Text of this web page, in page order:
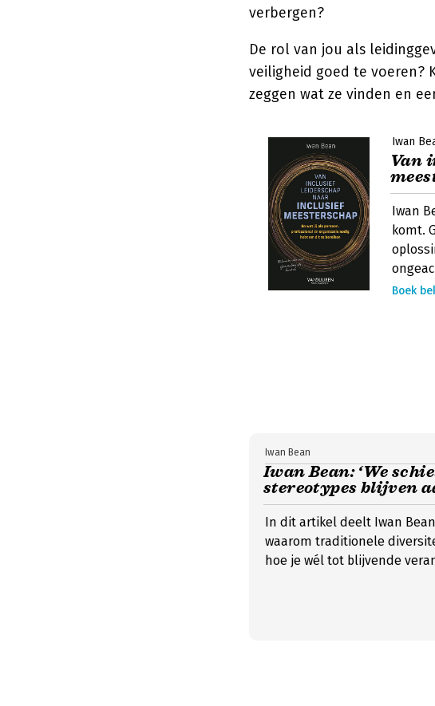
verbergen?
De rol van jou als
veiligheid goed te voeren?
zeggen wat ze vinden en
Iwan
Van
Iwan
komt.
Boek
Iwan Bean: ‘We
stereotypes blijven
Iwan Bean
In dit artikel deelt Iwan
waarom traditionele
hoe je wél tot blijvende